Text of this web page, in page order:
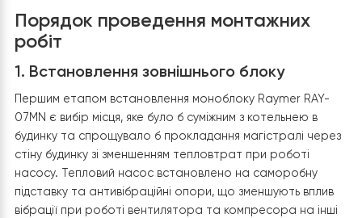
Порядок проведення монтажних
робіт